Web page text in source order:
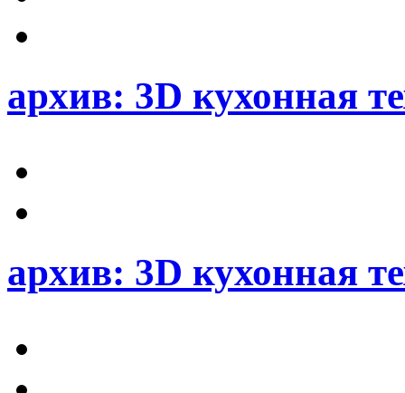
архив: 3D кухонная
архив: 3D кухонная